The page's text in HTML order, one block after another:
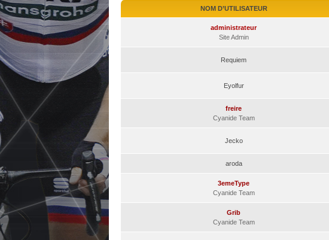
NOM D’UTILISATEUR
administrateur
Site Admin
Requiem
Eyolfur
freire
Cyanide Team
Jecko
aroda
3emeType
Cyanide Team
Grib
Cyanide Team